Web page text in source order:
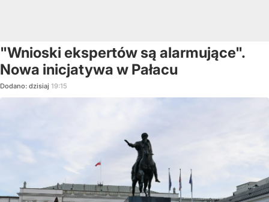
"Wnioski ekspertów są alarmujące".
Nowa inicjatywa w Pałacu
Dodano: dzisiaj 19:15